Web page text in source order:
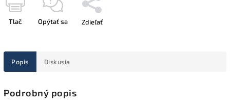
Tlač Opýtať sa Zdieľať
Popis Diskusia
Podrobný popis